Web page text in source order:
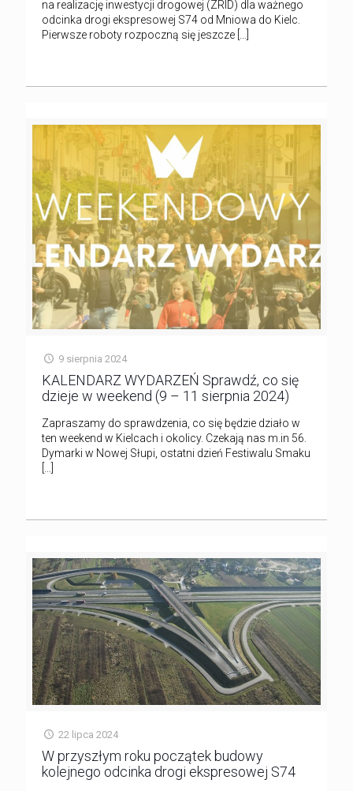
na realizację inwestycji drogowej (ZRID) dla ważnego
odcinka drogi ekspresowej S74 od Mniowa do Kielc.
Pierwsze roboty rozpoczną się jeszcze
9 sierpnia 2024
KALENDARZ WYDARZEŃ Sprawdź, co się
dzieje w weekend (9 – 11 sierpnia 2024)
Zapraszamy do sprawdzenia, co się będzie działo w
ten weekend w Kielcach i okolicy. Czekają nas m.in 56.
Dymarki w Nowej Słupi, ostatni dzień Festiwalu Smaku
[…]
22 lipca 2024
W przyszłym roku początek budowy
kolejnego odcinka drogi ekspresowej S74